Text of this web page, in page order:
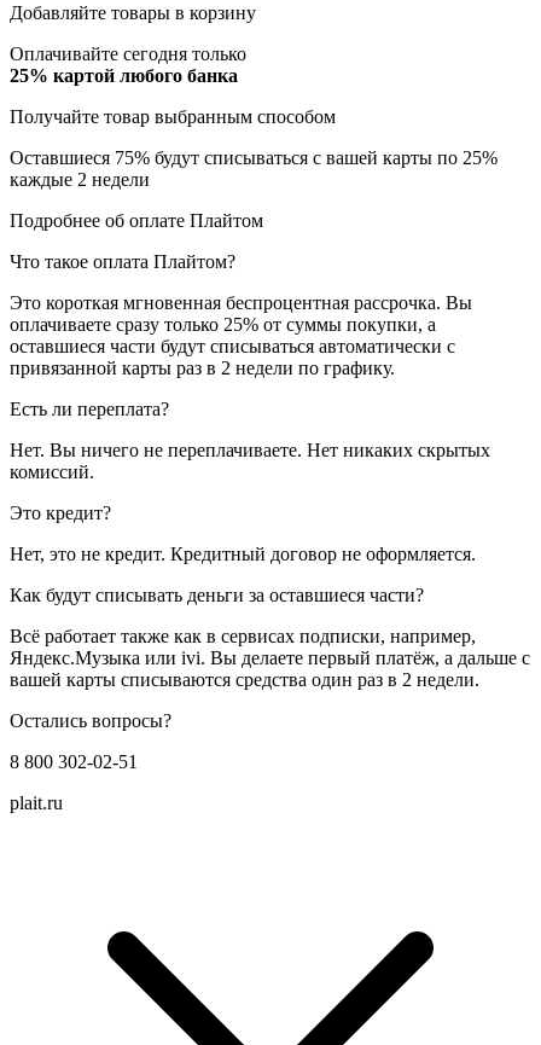
Добавляйте товары в корзину
Оплачивайте сегодня только
25% картой любого банка
Получайте товар выбранным способом
Оставшиеся 75% будут списываться с вашей карты по 25%
каждые 2 недели
Подробнее об оплате Плайтом
Что такое оплата Плайтом?
Это короткая мгновенная беспроцентная рассрочка. Вы
оплачиваете сразу только 25% от суммы покупки, а
оставшиеся части будут списываться автоматически с
привязанной карты раз в 2 недели по графику.
Есть ли переплата?
Нет. Вы ничего не переплачиваете. Нет никаких скрытых
комиссий.
Это кредит?
Нет, это не кредит. Кредитный договор не оформляется.
Как будут списывать деньги за оставшиеся части?
Всё работает также как в сервисах подписки, например,
Яндекс.Музыка или ivi. Вы делаете первый платёж, а дальше с
вашей карты списываются средства один раз в 2 недели.
Остались вопросы?
8 800 302-02-51
plait.ru